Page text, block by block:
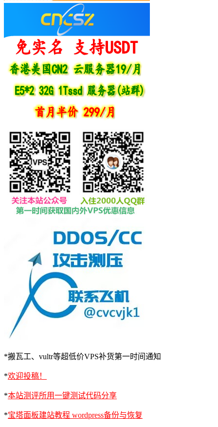
*搬瓦工、vultr等超低价VPS补货第一时间通知
*欢迎投稿！
*本站测评所用一键测试代码分享
*宝塔面板建站教程 wordpress备份与恢复